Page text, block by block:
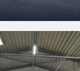
drahtlosen
der Installation der
erzielt werden.